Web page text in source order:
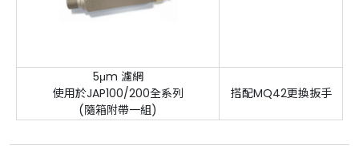
5μm 濾網
使用於JAP100/200全系列
(隨箱附帶一組)
搭配MQ42更換扳手